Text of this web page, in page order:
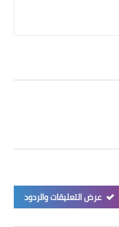
عرض التعليقات والردود